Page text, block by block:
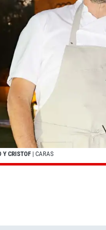
Y CRISTOF | CARAS